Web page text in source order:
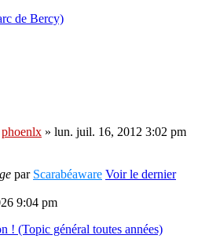
de Bercy)
phoenlx » lun. juil. 16, 2012 3:02 pm
par Scarabéaware Voir le dernier
9:04 pm
! (Topic général toutes années)